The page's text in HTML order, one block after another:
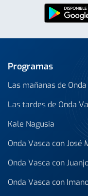
Programas
Las mañanas de
Las tardes de Onda
Kale Nagusia
Onda Vasca con José
Onda Vasca con
Onda Vasca con